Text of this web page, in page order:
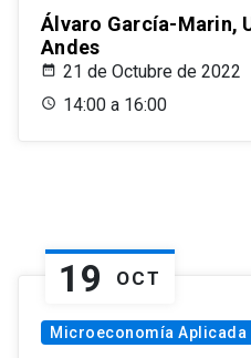
Álvaro García-Marin,
Andes
21 de Octubre de 2022
14:00 a 16:00
19 OCT
Microeconomía Aplicada